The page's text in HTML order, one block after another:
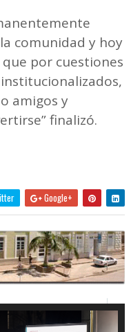
comunidad y hoy
que por cuestiones
amigos y
finalizó.
Google+